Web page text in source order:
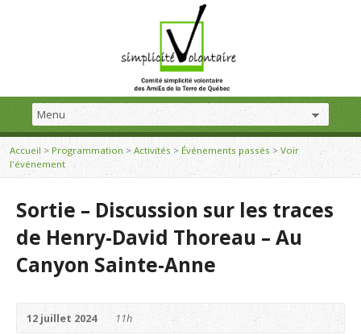
Accueil> Programmation> Activités > Événements passés > Voir
l'événement
Sortie – Discussion sur les traces
de Henry-David Thoreau – Au
Canyon Sainte-Anne
12 juillet 2024 11h